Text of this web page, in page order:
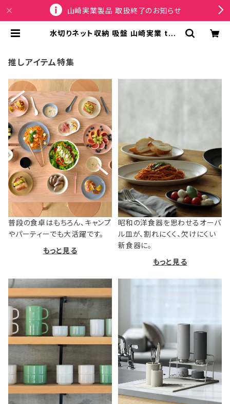
山崎実業製品 取扱終了のお知らせ
水切りネット収納 吸盤 山崎実業 tow
推しアイテム特集
普段の食卓はもちろん、キャンプ
やパーティーでも大活躍です。
もっと見る
昭和の洋食器を思わせるオーバ
ル皿が、割れにくく、欠けにくい
新食器に。
もっと見る